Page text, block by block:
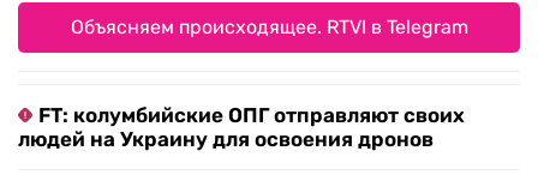
Объясняем происходящее. RTVI в Telegram
FT: колумбийские ОПГ отправляют своих
людей на Украину для освоения дронов